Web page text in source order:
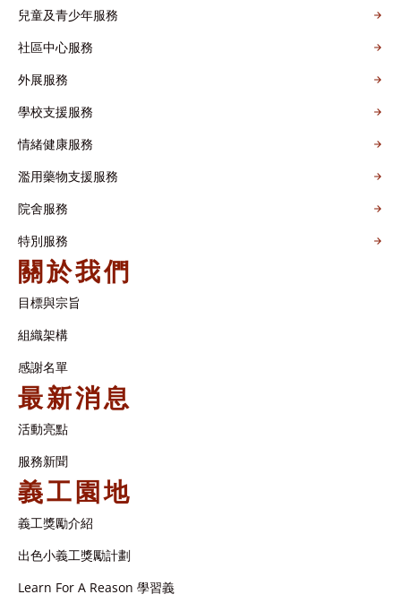
兒童及青少年服務
社區中心服務
外展服務
學校支援服務
情緒健康服務
濫用藥物支援服務
院舍服務
特別服務
關於我們
目標與宗旨
組織架構​
感謝名單​
最新消息
活動亮點
服務新聞
義工園地
義工獎勵介紹
出色小義工獎勵計劃
Learn For A Reason 學習義